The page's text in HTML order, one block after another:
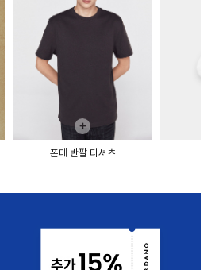
+
폰테 반팔 티셔츠